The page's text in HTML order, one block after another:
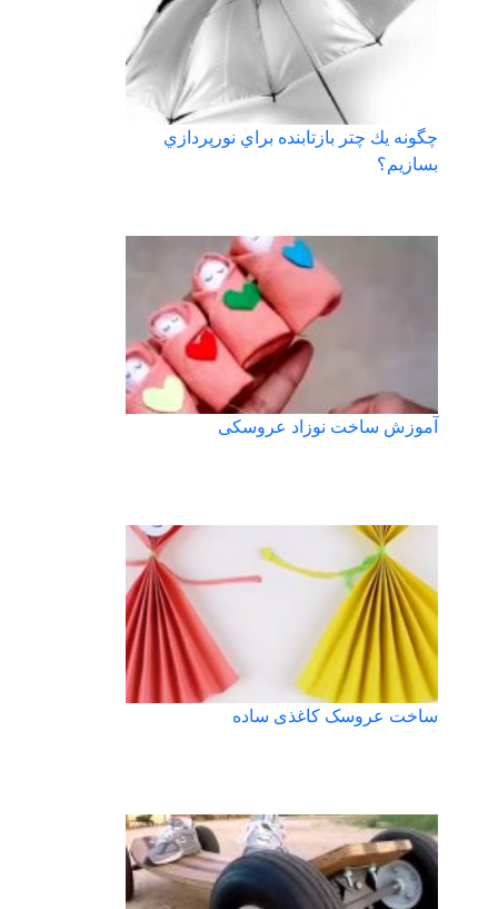
چگونه يك چتر بازتابنده براي نورپردازي
بسازيم؟
آموزش ساخت نوزاد عروسکی
ساخت عروسک کاغذی ساده